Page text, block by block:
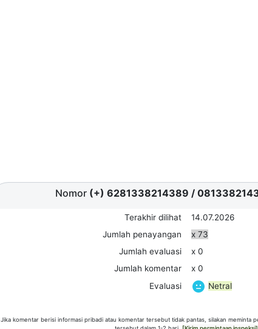
Nomor (+) 6281338214389 /
Terakhir dilihat
14.07.2026
Jumlah penayangan
x 73
Jumlah evaluasi
x 0
Jumlah komentar
x 0
Evaluasi
Netral
Jika komentar berisi informasi pribadi atau komentar tersebut tidak pantas, silakan meminta